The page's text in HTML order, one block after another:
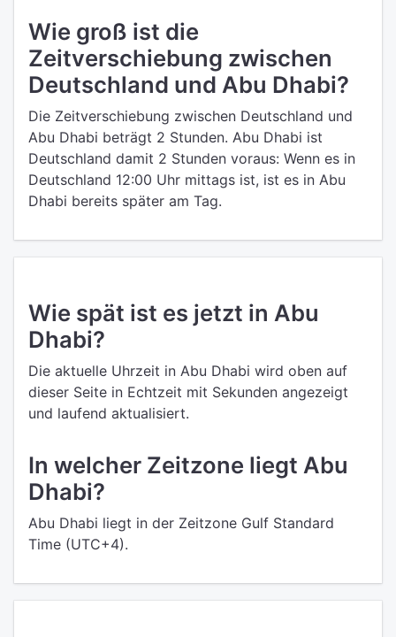
Wie groß ist die
Zeitverschiebung zwischen
Deutschland und Abu Dhabi?
Die Zeitverschiebung zwischen Deutschland und
Abu Dhabi beträgt 2 Stunden. Abu Dhabi ist
Deutschland damit 2 Stunden voraus: Wenn es in
Deutschland 12:00 Uhr mittags ist, ist es in Abu
Dhabi bereits später am Tag.
Wie spät ist es jetzt in Abu
Dhabi?
Die aktuelle Uhrzeit in Abu Dhabi wird oben auf
dieser Seite in Echtzeit mit Sekunden angezeigt
und laufend aktualisiert.
In welcher Zeitzone liegt Abu
Dhabi?
Abu Dhabi liegt in der Zeitzone Gulf Standard
Time (UTC+4).